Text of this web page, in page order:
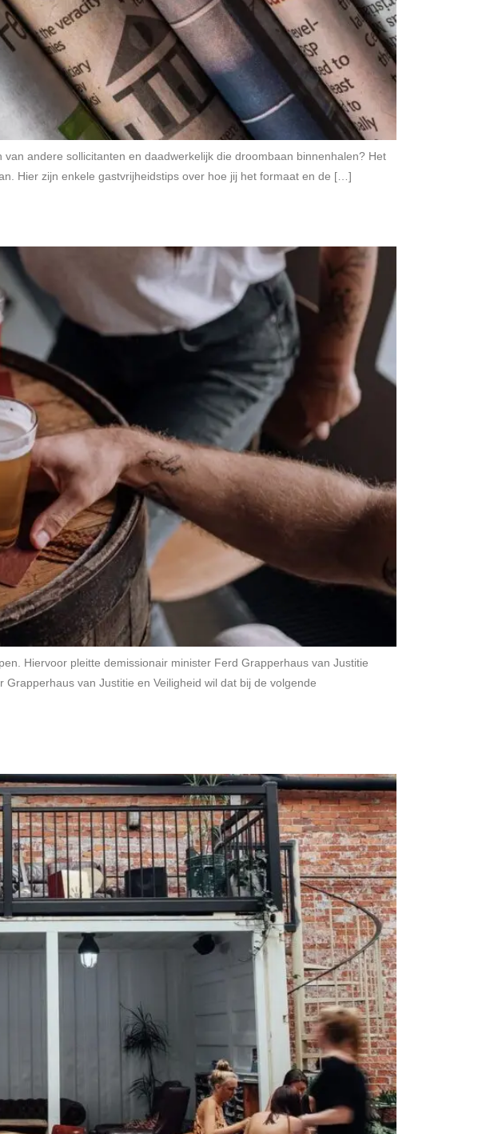
andere sollicitanten en daadwerkelijk die droombaan binnenhalen? Het
Hier zijn enkele gastvrijheidstips over hoe jij het formaat en de […]
Hiervoor pleitte demissionair minister Ferd Grapperhaus van Justitie
van Justitie en Veiligheid wil dat bij de volgende